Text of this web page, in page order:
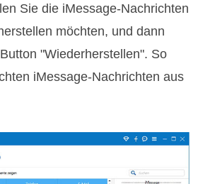
Sie die iMessage-Nachrichten
möchten, und dann
"Wiederherstellen". So
iMessage-Nachrichten aus